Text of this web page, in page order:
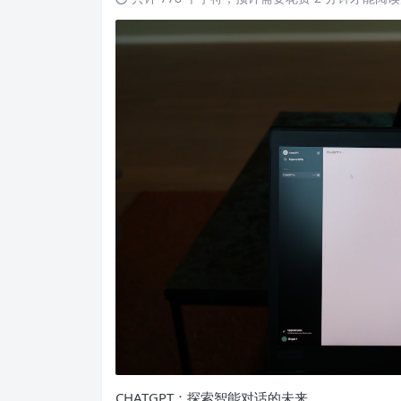
CHATGPT：探索智能对话的未来